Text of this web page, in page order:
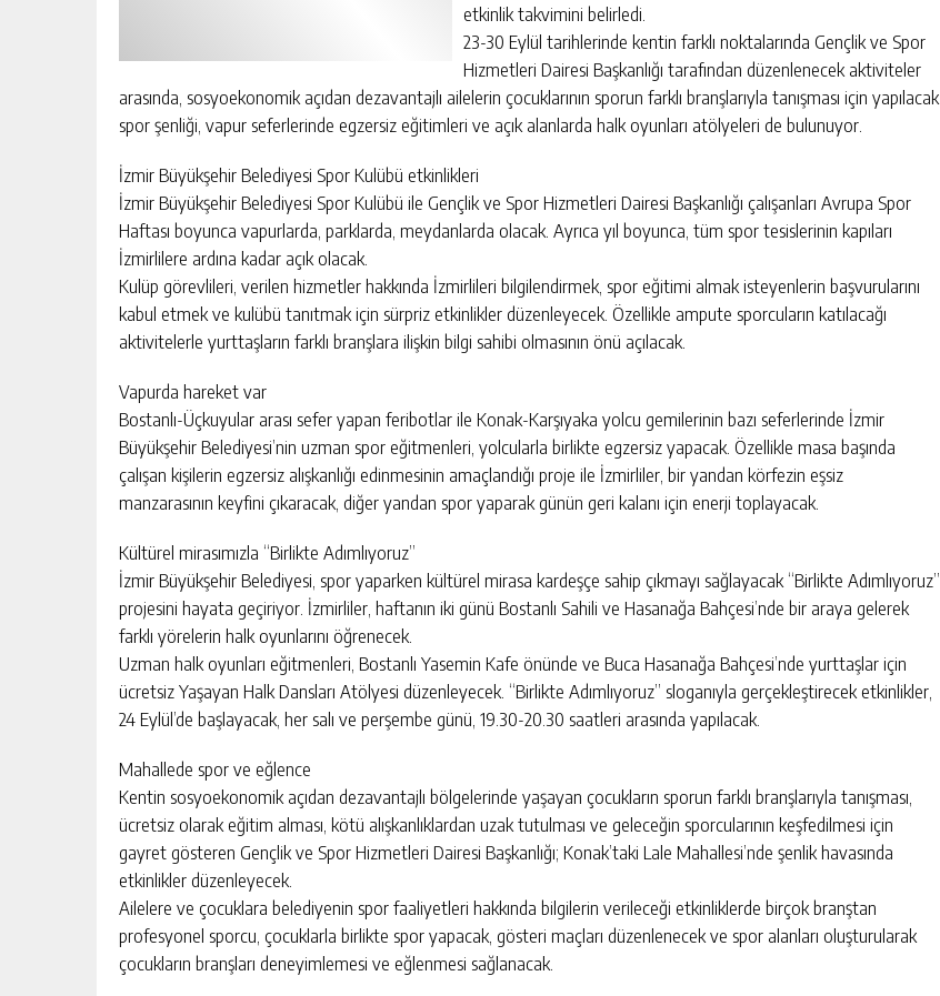
etkinlik takvimini belirledi.
23-30 Eylül tarihlerinde kentin farklı noktalarında Gençlik ve Spor
Hizmetleri Dairesi Başkanlığı tarafından düzenlenecek aktiviteler
arasında, sosyoekonomik açıdan dezavantajlı ailelerin çocuklarının sporun farklı branşlarıyla tanışması için yapılacak
spor şenliği, vapur seferlerinde egzersiz eğitimleri ve açık alanlarda halk oyunları atölyeleri de bulunuyor.
İzmir Büyükşehir Belediyesi Spor Kulübü etkinlikleri
İzmir Büyükşehir Belediyesi Spor Kulübü ile Gençlik ve Spor Hizmetleri Dairesi Başkanlığı çalışanları Avrupa Spor
Haftası boyunca vapurlarda, parklarda, meydanlarda olacak. Ayrıca yıl boyunca, tüm spor tesislerinin kapıları
İzmirlilere ardına kadar açık olacak.
Kulüp görevlileri, verilen hizmetler hakkında İzmirlileri bilgilendirmek, spor eğitimi almak isteyenlerin başvurularını
kabul etmek ve kulübü tanıtmak için sürpriz etkinlikler düzenleyecek. Özellikle ampute sporcuların katılacağı
aktivitelerle yurttaşların farklı branşlara ilişkin bilgi sahibi olmasının önü açılacak.
Vapurda hareket var
Bostanlı-Üçkuyular arası sefer yapan feribotlar ile Konak-Karşıyaka yolcu gemilerinin bazı seferlerinde İzmir
Büyükşehir Belediyesi’nin uzman spor eğitmenleri, yolcularla birlikte egzersiz yapacak. Özellikle masa başında
çalışan kişilerin egzersiz alışkanlığı edinmesinin amaçlandığı proje ile İzmirliler, bir yandan körfezin eşsiz
manzarasının keyfini çıkaracak, diğer yandan spor yaparak günün geri kalanı için enerji toplayacak.
Kültürel mirasımızla “Birlikte Adımlıyoruz”
İzmir Büyükşehir Belediyesi, spor yaparken kültürel mirasa kardeşçe sahip çıkmayı sağlayacak “Birlikte Adımlıyoruz”
projesini hayata geçiriyor. İzmirliler, haftanın iki günü Bostanlı Sahili ve Hasanağa Bahçesi’nde bir araya gelerek
farklı yörelerin halk oyunlarını öğrenecek.
Uzman halk oyunları eğitmenleri, Bostanlı Yasemin Kafe önünde ve Buca Hasanağa Bahçesi’nde yurttaşlar için
ücretsiz Yaşayan Halk Dansları Atölyesi düzenleyecek. “Birlikte Adımlıyoruz” sloganıyla gerçekleştirecek etkinlikler,
24 Eylül’de başlayacak, her salı ve perşembe günü, 19.30-20.30 saatleri arasında yapılacak.
Mahallede spor ve eğlence
Kentin sosyoekonomik açıdan dezavantajlı bölgelerinde yaşayan çocukların sporun farklı branşlarıyla tanışması,
ücretsiz olarak eğitim alması, kötü alışkanlıklardan uzak tutulması ve geleceğin sporcularının keşfedilmesi için
gayret gösteren Gençlik ve Spor Hizmetleri Dairesi Başkanlığı; Konak’taki Lale Mahallesi’nde şenlik havasında
etkinlikler düzenleyecek.
Ailelere ve çocuklara belediyenin spor faaliyetleri hakkında bilgilerin verileceği etkinliklerde birçok branştan
profesyonel sporcu, çocuklarla birlikte spor yapacak, gösteri maçları düzenlenecek ve spor alanları oluşturularak
çocukların branşları deneyimlemesi ve eğlenmesi sağlanacak.